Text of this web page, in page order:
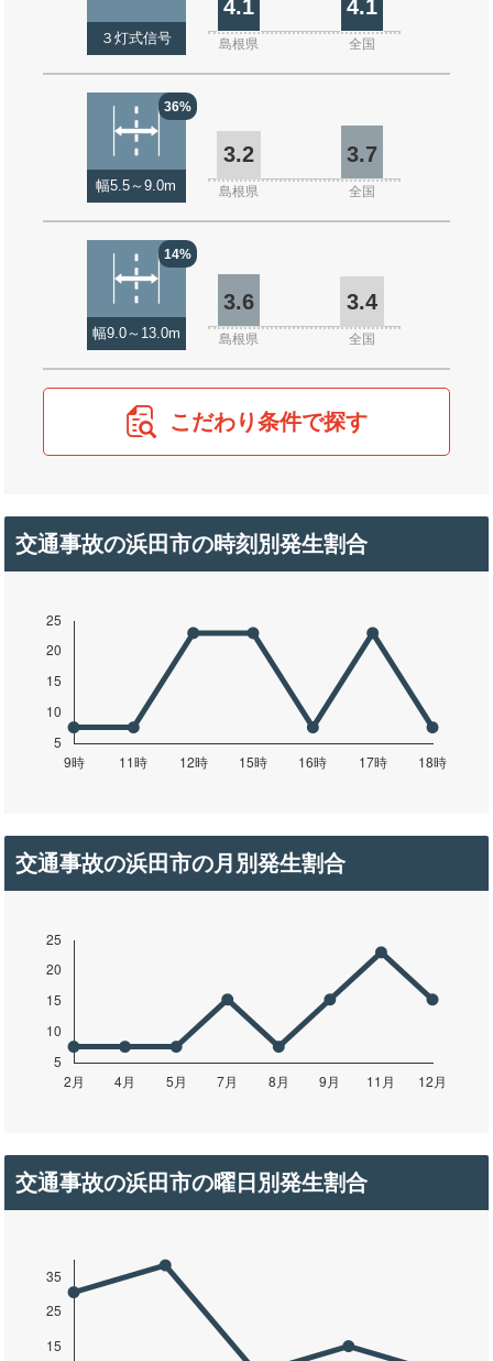
３灯式信号
4.1 4.1
島根県 全国
36%
幅5.5～9.0m
3.2 3.7
島根県 全国
14%
幅9.0～13.0m
3.6 3.4
島根県 全国
こだわり条件で探す
交通事故の浜田市の時刻別発生割合
交通事故の浜田市の月別発生割合
交通事故の浜田市の曜日別発生割合